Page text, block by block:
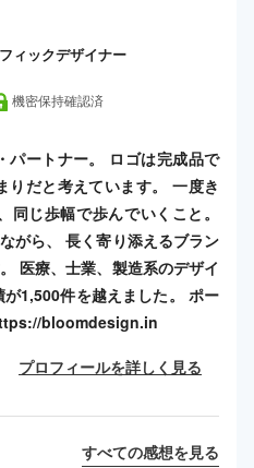
ィックデザイナー
機密保持確認済
パートナー。 ロゴは完成品で
りだと考えています。 一度き
同じ歩幅で歩んでいくこと。
がら、 長く寄り添えるブラン
医療、士業、製造系のデザイ
1,500件を越えました。 ポー
bloomdesign.in
プロフィールを詳しく見る
すべての感想を見る